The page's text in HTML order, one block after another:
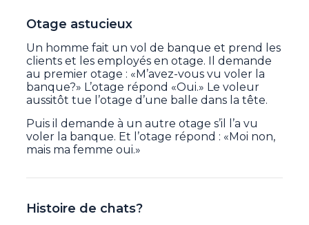
Otage astucieux
Un homme fait un vol de banque et prend les
clients et les employés en otage. Il demande
au premier otage : «M’avez-vous vu voler la
banque?» L’otage répond «Oui.» Le voleur
aussitôt tue l’otage d’une balle dans la tête.
Puis il demande à un autre otage s’il l’a vu
voler la banque. Et l’otage répond : «Moi non,
mais ma femme oui.»
Histoire de chats?